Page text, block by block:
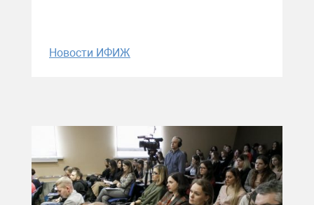
Новости ИФИЖ